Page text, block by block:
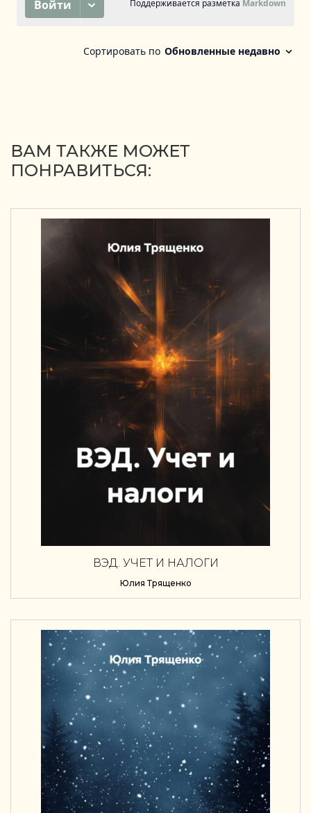
ВАМ ТАКЖЕ МОЖЕТ
ПОНРАВИТЬСЯ:
ВЭД. УЧЕТ И НАЛОГИ
Юлия Трященко